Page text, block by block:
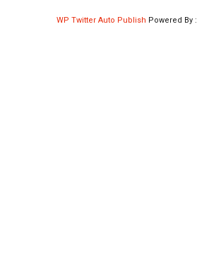
WP Twitter Auto Publish Powered By :